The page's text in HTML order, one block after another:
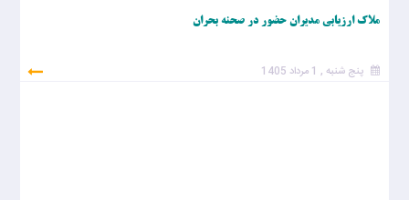
ملاک ارزیابی مدیران حضور در صحنه بحران
پنج شنبه , 1 مرداد 1405